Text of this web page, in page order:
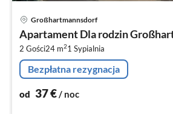
Großhartmannsdorf
Apartament Dla rodzin
2 Gości24 m21 Sypialnia
Bezpłatna rezygnacja
od 37€/ noc